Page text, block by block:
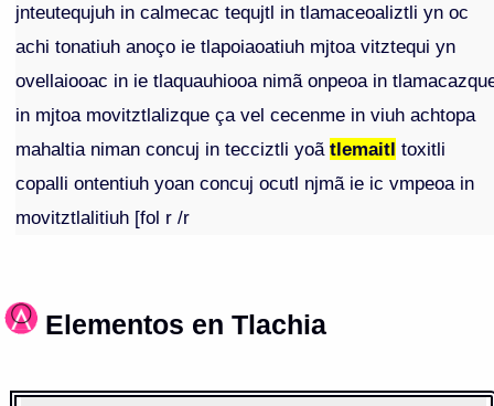
jnteutequjuh in calmecac tequjtl in tlamaceoaliztli yn oc
achi tonatiuh anoço ie tlapoiaoatiuh mjtoa vitztequi yn
ovellaiooac in ie tlaquauhiooa nimã onpeoa in
in mjtoa movitztlalizque ça vel cecenme in viuh achtopa
mahaltia niman concuj in tecciztli yoãtlemaitl toxitli
copalli ontentiuh yoan concuj ocutl njmã ie ic vmpeoa in
movitztlalitiuh [fol r /r
Elementos en Tlachia